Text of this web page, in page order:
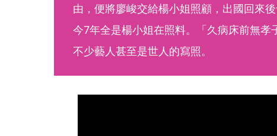
由，便將廖峻交給楊小姐照顧，出國回來
今7年全是楊小姐在照料。「久病床前無孝
不少藝人甚至是世人的寫照。